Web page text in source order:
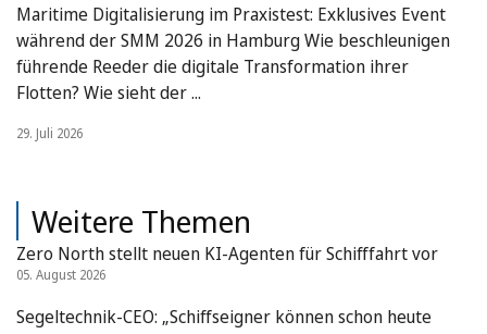
Maritime Digitalisierung im Praxistest: Exklusives Event
während der SMM 2026 in Hamburg Wie beschleunigen
führende Reeder die digitale Transformation ihrer
Flotten? Wie sieht der ...
29. Juli 2026
Weitere Themen
Zero North stellt neuen KI-Agenten für Schifffahrt vor
05. August 2026
Segeltechnik-CEO: „Schiffseigner können schon heute